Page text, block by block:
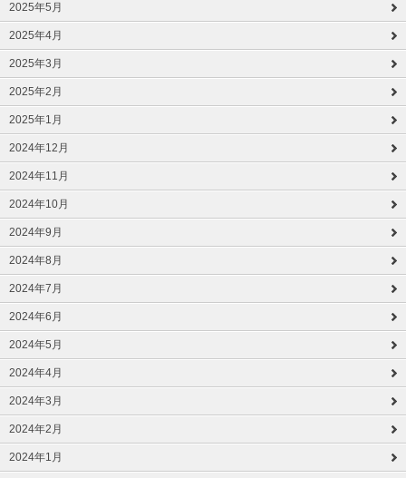
2025年5月
2025年4月
2025年3月
2025年2月
2025年1月
2024年12月
2024年11月
2024年10月
2024年9月
2024年8月
2024年7月
2024年6月
2024年5月
2024年4月
2024年3月
2024年2月
2024年1月